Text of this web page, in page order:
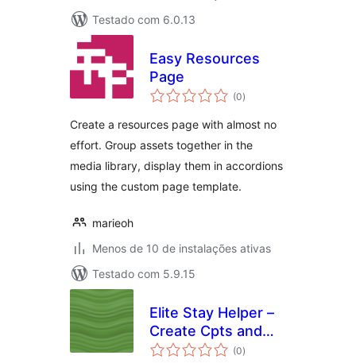
Testado com 6.0.13
Easy Resources
Page
(0total
de
)
Create a resources page with almost no
effort. Group assets together in the
media library, display them in accordions
using the custom page template.
marieoh
Menos de 10 de instalações ativas
Testado com 5.9.15
Elite Stay Helper –
Create Cpts and
taxonomy for
(0total
de
)